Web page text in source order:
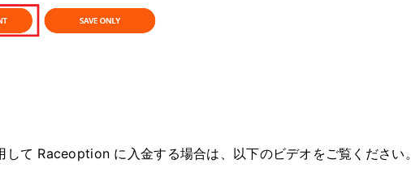
して Raceoption に入金する場合は、以下のビデオをご覧ください。